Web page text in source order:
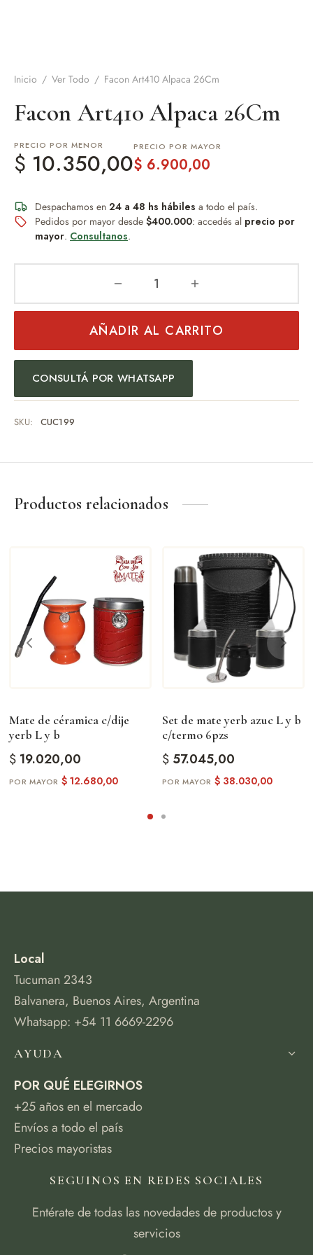
Inicio / Ver Todo / Facon Art410 Alpaca 26Cm
Facon Art410 Alpaca 26Cm
PRECIO POR MENOR
$ 10.350,00
PRECIO POR MAYOR
$ 6.900,00
Despachamos en 24 a 48 hs hábiles a todo el país.
Pedidos por mayor desde $400.000: accedés al precio por
mayor. Consultanos.
AÑADIR AL CARRITO
CONSULTÁ POR WHATSAPP
SKU: CUC199
Productos relacionados
Mate de céramica c/dije
yerb L y b
$19.020,00
$12.680,00
Set de mate yerb azuc L y b
c/termo 6pzs
$57.045,00
$38.030,00
Local
Tucuman 2343
Balvanera, Buenos Aires, Argentina
Whatsapp: +54 11 6669-2296
AYUDA
POR QUÉ ELEGIRNOS
+25 años en el mercado
Envíos a todo el país
Precios mayoristas
SEGUINOS EN REDES SOCIALES
Entérate de todas las novedades de productos y
servicios
y accesorios